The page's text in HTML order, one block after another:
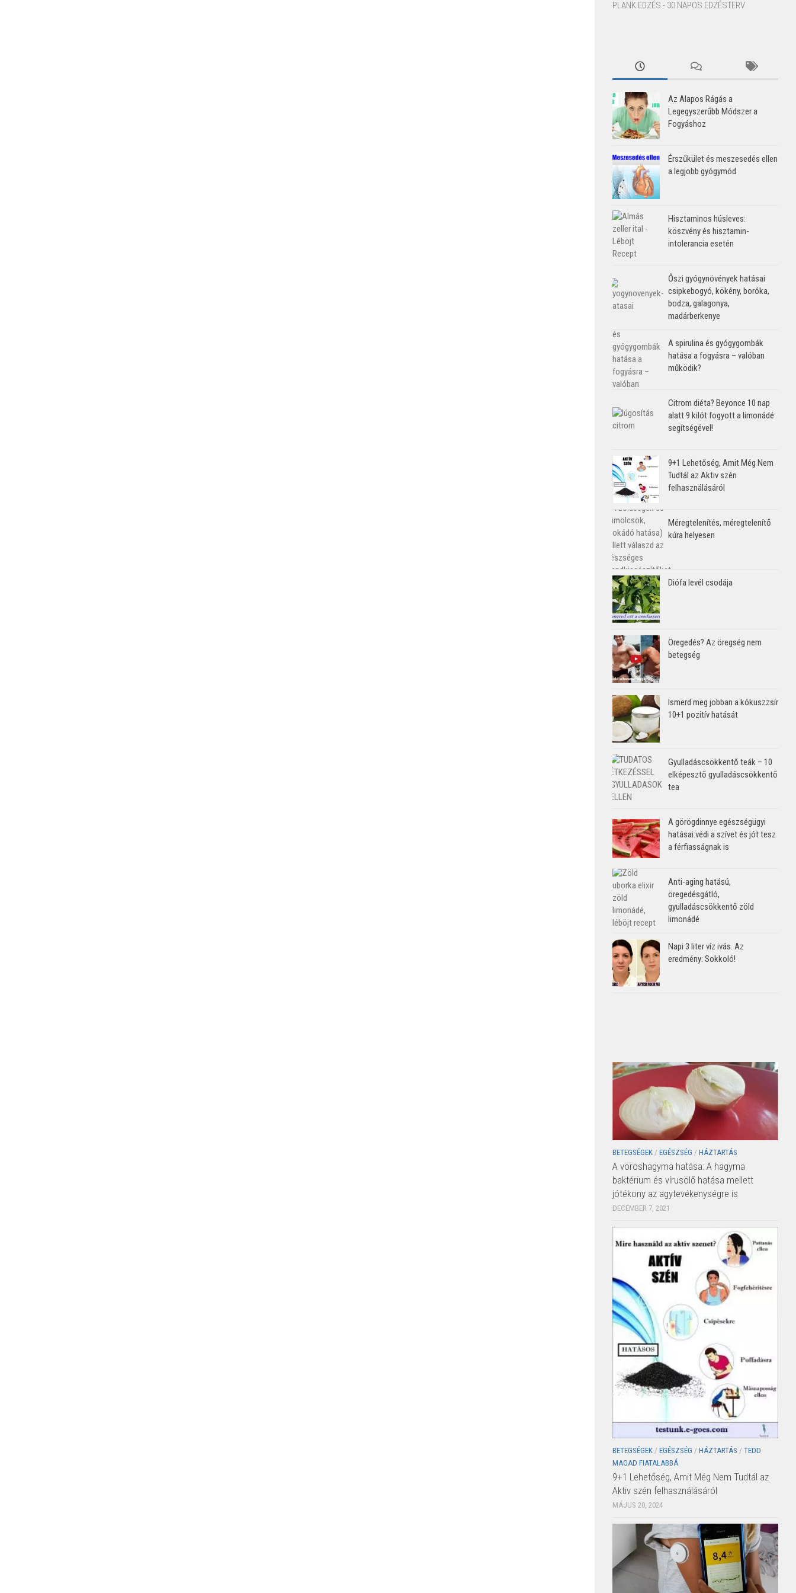
PLANK EDZÉS - 30 NAPOS EDZÉSTERV
Az Alapos Rágás a
Legegyszerűbb Módszer a
Fogyáshoz
Érszűkület és meszesedés ellen
a legjobb gyógymód
Hisztaminos húsleves:
köszvény és hisztamin-
intolerancia esetén
Őszi gyógynövények hatásai
csipkebogyó, kökény, boróka,
bodza, galagonya,
madárberkenye
A spirulina és gyógygombák
hatása a fogyásra – valóban
működik?
Citrom diéta? Beyonce 10 nap
alatt 9 kilót fogyott a limonádé
segítségével!
9+1 Lehetőség, Amit Még Nem
Tudtál az Aktiv szén
felhasználásáról
Méregtelenítés, méregtelenítő
kúra helyesen
Diófa levél csodája
Öregedés? Az öregség nem
betegség
Ismerd meg jobban a kókuszzsír
10+1 pozitív hatását
Gyulladáscsökkentő teák – 10
elképesztő gyulladáscsökkentő
tea
A görögdinnye egészségügyi
hatásai:védi a szívet és jót tesz
a férfiasságnak is
Anti-aging hatású,
öregedésgátló,
gyulladáscsökkentő zöld
limonádé
Napi 3 liter víz ivás. Az
eredmény: Sokkoló!
BETEGSÉGEK / EGÉSZSÉG / HÁZTARTÁS
A vöröshagyma hatása: A hagyma
baktérium és vírusölő hatása mellett
jótékony az agytevékenységre is
DECEMBER 7, 2021
BETEGSÉGEK / EGÉSZSÉG / HÁZTARTÁS / TEDD
MAGAD FIATALABBÁ
9+1 Lehetőség, Amit Még Nem Tudtál az
Aktiv szén felhasználásáról
MÁJUS 20, 2024